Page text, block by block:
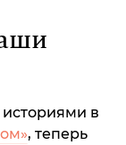
в
, теперь